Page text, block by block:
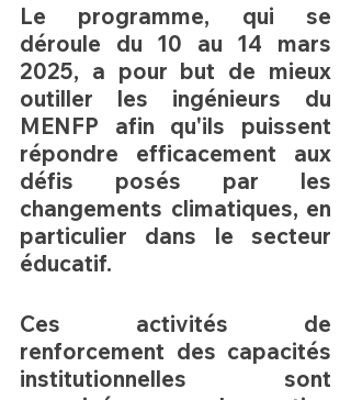
Le programme, qui se
déroule du 10 au 14 mars
2025, a pour but de mieux
outiller les ingénieurs du
MENFP afin qu'ils puissent
répondre efficacement aux
défis posés par les
changements climatiques, en
particulier dans le secteur
éducatif.
Ces activités de
renforcement des capacités
institutionnelles sont